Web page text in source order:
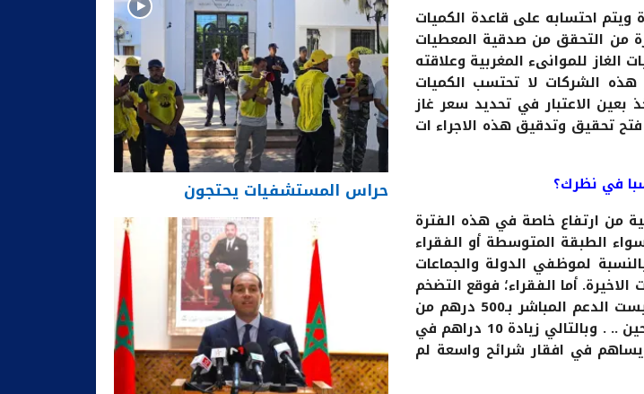
ويتم احتسابه على قاعدة الكميات
من التحقق من صدقية المعطيات
للموانىء المغربية وعلاقته
هذه الشركات لا تحتسب الكميات
تتجاوز ٪10، والتي يجب أن تأخذ بعين الاعتبار في تحديد سعر غاز
تحقيق وتدقيق هذه الاجراء ات
في نظرك؟
من ارتفاع خاصة في هذه الفترة
الطبقة المتوسطة أو الفقراء
حيث بلغت نسبة التضخم ٪6،6 ما يعني بالنسبة لموظفي الدولة والجماعات
أزيد من 500 درهم شهريا أي 1500 درهم خلال 3 سنوات الاخيرة. أما الفقراء؛ فوقع التضخم
خاصة التضخم الغدائي الذي تجاوز ٪20 خلال فبراير 2022، كان أكبر. وليست الدعم المباشر بـ500 درهم من
سيعوضه عن تكاليف التهاب أسعار المواد الأساسية من خضر زيت وطحين .. . وبالتالي زيادة 10 دراهم في
الفقيرة ويساهم في افقار شرائح واسعة لم
حراس المستشفيات يحتجون